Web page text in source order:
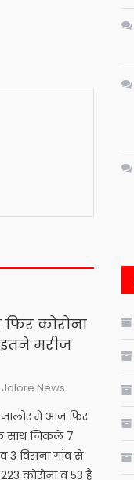
कोरोना
मरीज
Author
Jalore News
जालोर में आज फिर
साथ निकले 7
3 विराना गांव से
कोरोना व 53 है